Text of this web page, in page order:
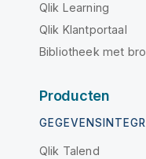
Qlik Learning
Qlik Klantportaal
Bibliotheek met
Producten
Qlik Talend